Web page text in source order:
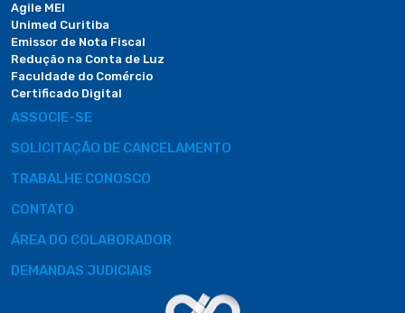
Agile MEI
Unimed Curitiba
Emissor de Nota Fiscal
Redução na Conta de Luz
Faculdade do Comércio
Certificado Digital
ASSOCIE-SE
SOLICITAÇÃO DE CANCELAMENTO
TRABALHE CONOSCO
CONTATO
ÁREA DO COLABORADOR
DEMANDAS JUDICIAIS